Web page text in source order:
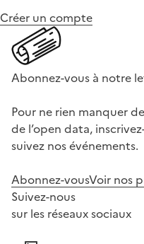
Créer un compte
Abonnez-vous à notre
Pour ne rien manquer
de l’open data,
suivez nos événements.
Abonnez-vousVoir nos
Suivez-nous
sur les réseaux sociaux